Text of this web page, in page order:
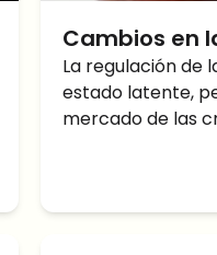
Cambios en
La regulación de
estado latente,
mercado de las